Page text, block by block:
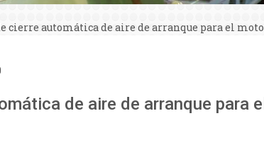
cierre automática de aire de arranque para el
de aire de arranque para